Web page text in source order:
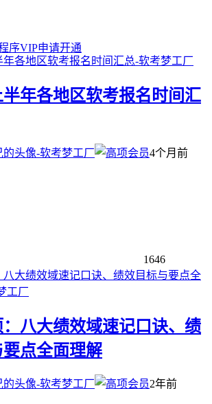
序VIP申请开通
半年各地区软考报名时间汇
4个月前
1646
八大绩效域速记口诀、绩
点全面理解
2年前